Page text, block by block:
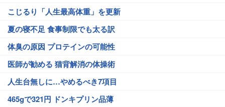
こじるり「人生最高体重」を更新
夏の寝不足 食事制限でも太る訳
体臭の原因 プロテインの可能性
医師が勧める 猫背解消の体操術
人生台無しに…やめるべき7項目
465gで321円 ドンキプリン品薄